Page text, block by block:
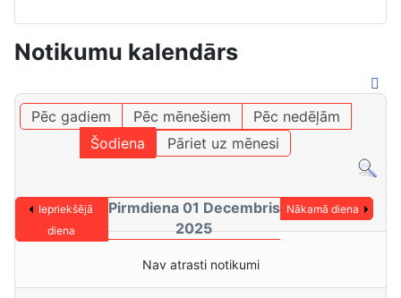
Notikumu kalendārs
Pēc gadiem Pēc mēnešiem
Pēc nedēļām
Šodiena
Pāriet uz mēnesi
Iepriekšējā
diena
Pirmdiena 01 Decembris
2025
Nākamā diena
Nav atrasti notikumi